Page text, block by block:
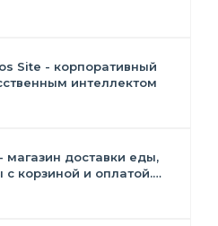
Site - корпоративный
интеллектом
магазин доставки еды,
с корзиной и оплатой.